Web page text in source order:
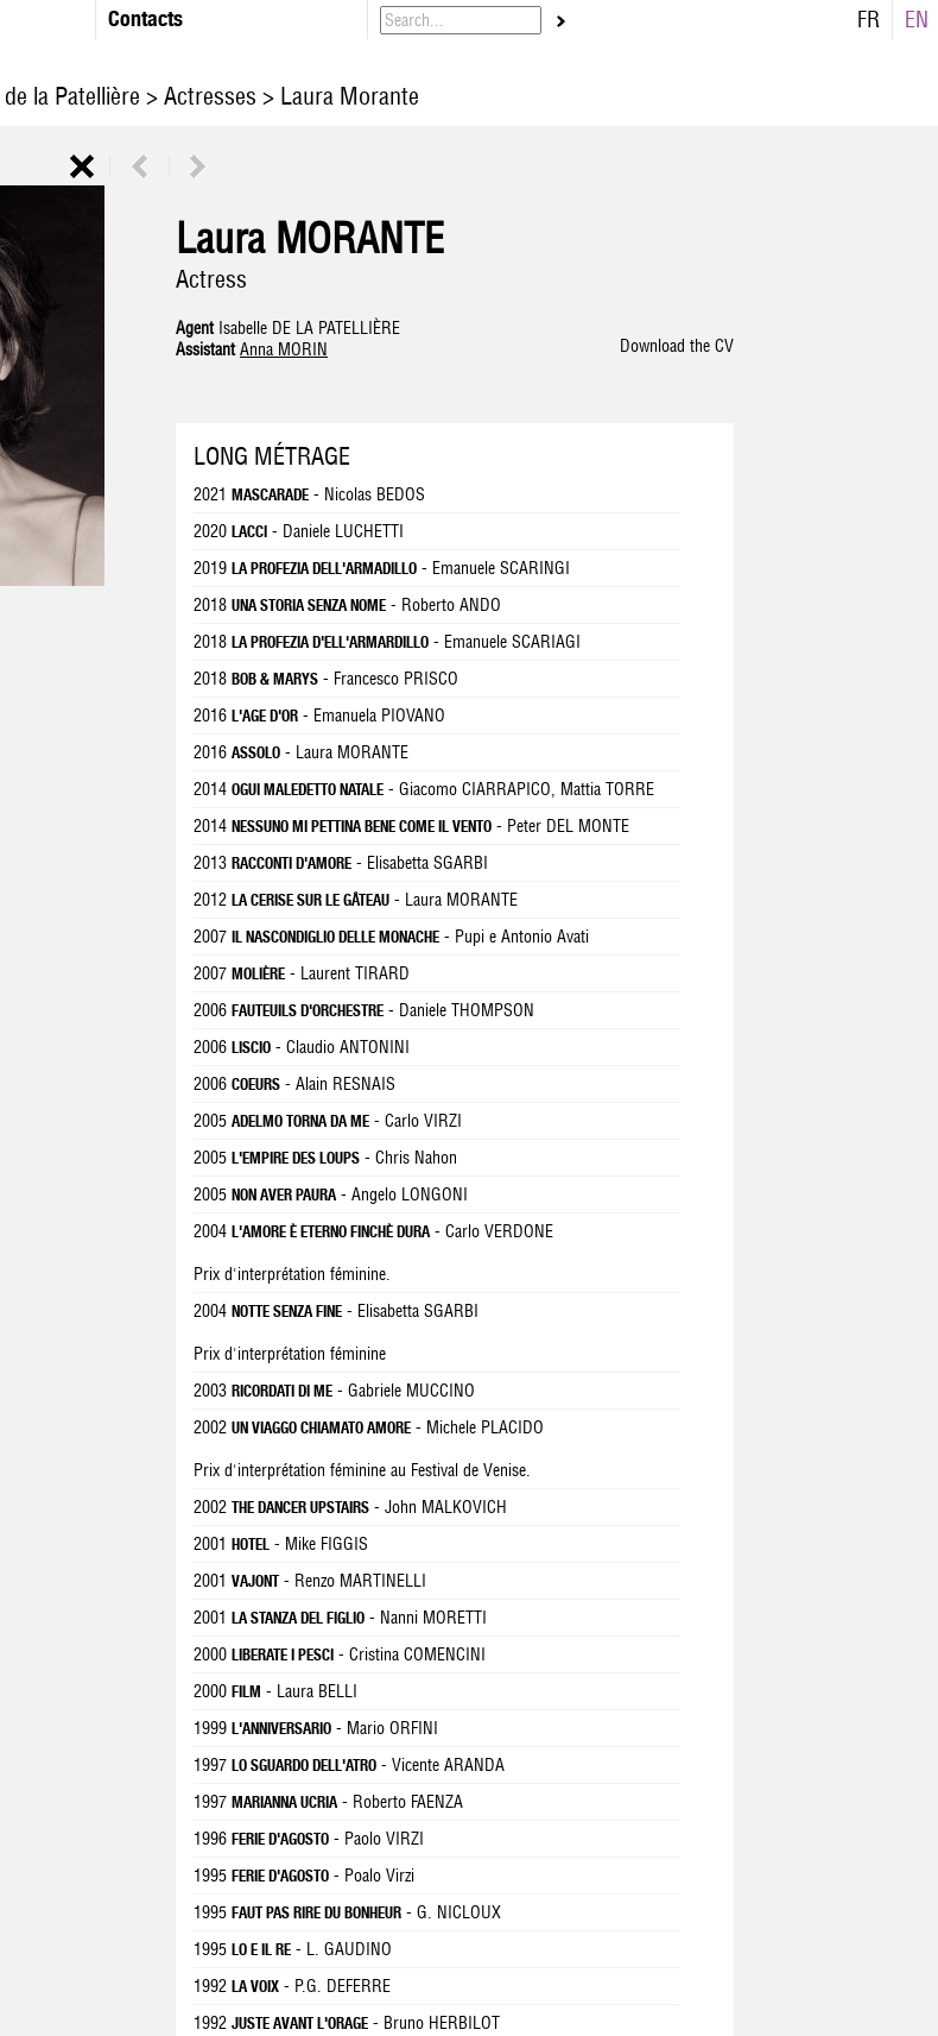
Contacts FR EN
la Patellière > Actresses> Laura Morante
Laura MORANTE
Actress
Agent Isabelle DE LA PATELLIÈRE
AssistantAnna MORIN Download the CV
LONG MÉTRAGE
2021 MASCARADE - Nicolas BEDOS
2020 LACCI - Daniele LUCHETTI
2019 LA PROFEZIA DELL'ARMADILLO - Emanuele SCARINGI
2018 UNA STORIA SENZA NOME - Roberto ANDO
2018 LA PROFEZIA D'ELL'ARMARDILLO - Emanuele SCARIAGI
2018 BOB & MARYS - Francesco PRISCO
2016 L'AGE D'OR - Emanuela PIOVANO
2016 ASSOLO - Laura MORANTE
2014 OGUI MALEDETTO NATALE - Giacomo CIARRAPICO, Mattia TORRE
2014 NESSUNO MI PETTINA BENE COME IL VENTO - Peter DEL MONTE
2013 RACCONTI D'AMORE - Elisabetta SGARBI
2012 LA CERISE SUR LE GÂTEAU - Laura MORANTE
2007 IL NASCONDIGLIO DELLE MONACHE - Pupi e Antonio Avati
2007 MOLIÈRE - Laurent TIRARD
2006 FAUTEUILS D'ORCHESTRE - Daniele THOMPSON
2006 LISCIO - Claudio ANTONINI
2006 COEURS - Alain RESNAIS
2005 ADELMO TORNA DA ME - Carlo VIRZI
2005 L'EMPIRE DES LOUPS - Chris Nahon
2005 NON AVER PAURA- Angelo LONGONI
2004 L'AMORE È ETERNO FINCHÈ DURA- Carlo VERDONE
Prix d'interprétation féminine.
2004 NOTTE SENZA FINE - Elisabetta SGARBI
Prix d'interprétation féminine
2003 RICORDATI DI ME - Gabriele MUCCINO
2002 UN VIAGGO CHIAMATO AMORE - Michele PLACIDO
Prix d'interprétation féminine au Festival de Venise.
2002 THE DANCER UPSTAIRS - John MALKOVICH
2001 HOTEL - Mike FIGGIS
2001 VAJONT - Renzo MARTINELLI
2001 LA STANZA DEL FIGLIO - Nanni MORETTI
2000 LIBERATE I PESCI - Cristina COMENCINI
2000 FILM - Laura BELLI
1999 L'ANNIVERSARIO - Mario ORFINI
1997 LO SGUARDO DELL'ATRO - Vicente ARANDA
1997 MARIANNA UCRIA- Roberto FAENZA
1996 FERIE D'AGOSTO - Paolo VIRZI
1995 FERIE D'AGOSTO - Poalo Virzi
1995 FAUT PAS RIRE DU BONHEUR - G. NICLOUX
1995 LO E IL RE - L. GAUDINO
1992 LA VOIX - P.G. DEFERRE
1992 JUSTE AVANT L'ORAGE - Bruno HERBILOT